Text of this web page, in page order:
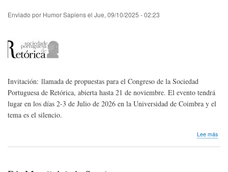
Enviado por Humor Sapiensel Jue, 09/10/2025 - 02:23
Invitación: llamada de propuestas para el Congreso de la Sociedad
Portuguesa de Retórica, abierta hasta 21 de noviembre. El evento tendrá
lugar en los días 2-3 de Julio de 2026 en la Universidad de Coimbra y el
tema es el silencio.
Lee más